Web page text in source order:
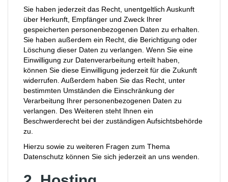
Sie haben jederzeit das Recht, unentgeltlich Auskunft
über Herkunft, Empfänger und Zweck Ihrer
gespeicherten personenbezogenen Daten zu erhalten.
Sie haben außerdem ein Recht, die Berichtigung oder
Löschung dieser Daten zu verlangen. Wenn Sie eine
Einwilligung zur Datenverarbeitung erteilt haben,
können Sie diese Einwilligung jederzeit für die Zukunft
widerrufen. Außerdem haben Sie das Recht, unter
bestimmten Umständen die Einschränkung der
Verarbeitung Ihrer personenbezogenen Daten zu
verlangen. Des Weiteren steht Ihnen ein
Beschwerderecht bei der zuständigen Aufsichtsbehörde
zu.
Hierzu sowie zu weiteren Fragen zum Thema
Datenschutz können Sie sich jederzeit an uns wenden.